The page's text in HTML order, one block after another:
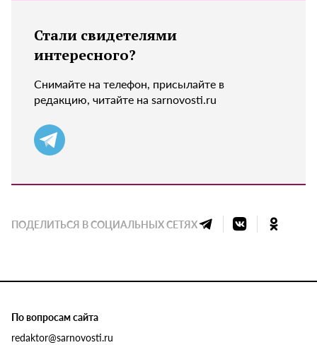
Стали свидетелями
интересного?
Снимайте на телефон, присылайте в
редакцию, читайте на sarnovosti.ru
ПОДЕЛИТЬСЯ В СОЦИАЛЬНЫХ СЕТЯХ
По вопросам сайта
redaktor@sarnovosti.ru